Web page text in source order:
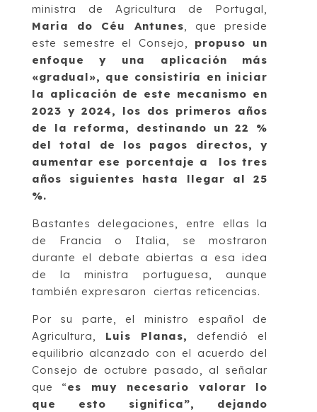
ministra de Agricultura de Portugal,
Maria do Céu Antunes, que preside
este semestre el Consejo, propuso un
enfoque y una aplicación más
«gradual», que consistiría en iniciar
la aplicación de este mecanismo en
2023 y 2024, los dos primeros años
de la reforma, destinando un 22 %
del total de los pagos directos, y
aumentar ese porcentaje a los tres
años siguientes hasta llegar al 25
%.
Bastantes delegaciones, entre ellas la
de Francia o Italia, se mostraron
durante el debate abiertas a esa idea
de la ministra portuguesa, aunque
también expresaron ciertas reticencias.
Por su parte, el ministro español de
Agricultura, Luis Planas,
defendió el
equilibrio alcanzado con el acuerdo del
Consejo de octubre pasado, al señalar
que “es muy necesario valorar lo
que esto significa”, dejando